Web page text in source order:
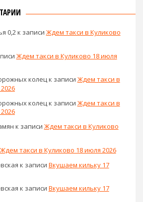
0,2к записи Ждем такси в Куликово
Ждем такси в Куликово 18 июля
колецк записи Ждем такси в
колец к записи Ждем такси в
к записи Ждем такси в Куликово
Ждем такси в Куликово 18 июля 2026
к записи Вкушаем кильку 17
к записи Вкушаем кильку 17